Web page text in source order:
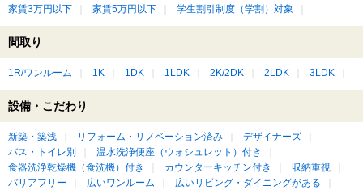
家賃3万円以下
家賃5万円以下 学生割引制度（学割）対象
間取り
1R/ワンルーム 1K 1DK 1LDK 2K/2DK 2LDK 3LDK
設備・こだわり
新築・築浅 リフォーム・リノベーション済み
デザイナーズ
バス・トイレ別
温水洗浄便座（ウォシュレット）付き
食器洗浄乾燥機（食洗機）付き
カウンターキッチン付き
収納重視
バリアフリー
広いワンルーム
広いリビング・ダイニングがある